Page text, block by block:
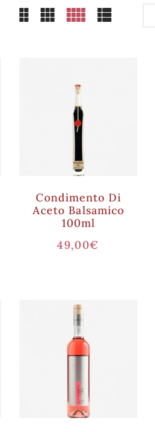
Condimento Di
Aceto Balsamico
100ml
49,00€